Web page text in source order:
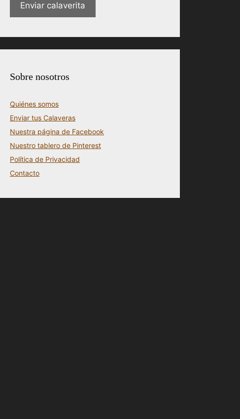
Enviar calaverita
Sobre nosotros
Quiénes somos
Enviar tus Calaveras
Nuestra página de Facebook
Nuestro tablero de Pinterest
Política de Privacidad
Contacto